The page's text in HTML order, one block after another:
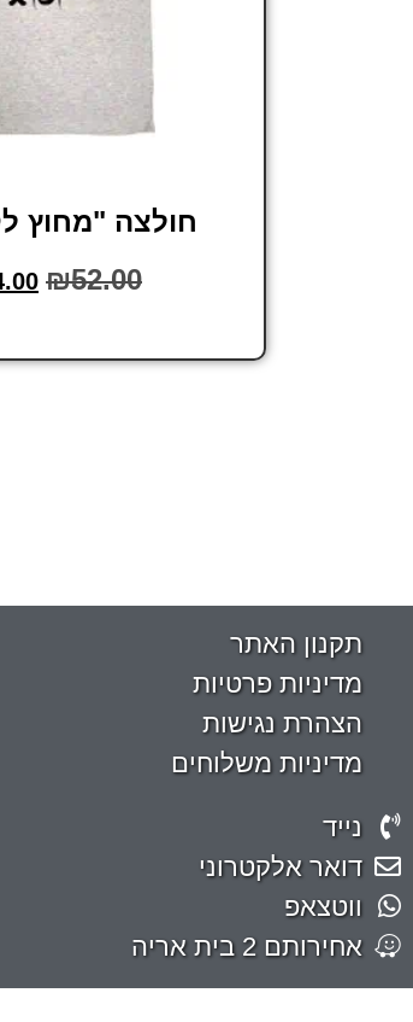
חולצה "מחוץ
₪52.00
תקנון האתר
מדיניות פרטיות
הצהרת נגישות
מדיניות משלוחים
נייד
דואר אלקטרוני
ווטצאפ
אחירותם 2 בית אריה